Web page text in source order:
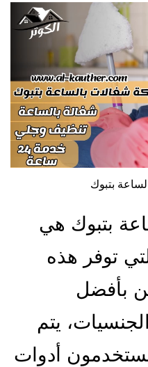
بتبوك
بتبوك هي
توفر هذه
بأفضل
يتم
أدوات